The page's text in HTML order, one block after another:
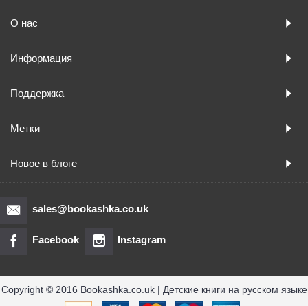
О нас
Информация
Поддержка
Метки
Новое в блоге
sales@bookashka.co.uk
Facebook Instagram
Copyright © 2016 Bookashka.co.uk | Детские книги на русском языке